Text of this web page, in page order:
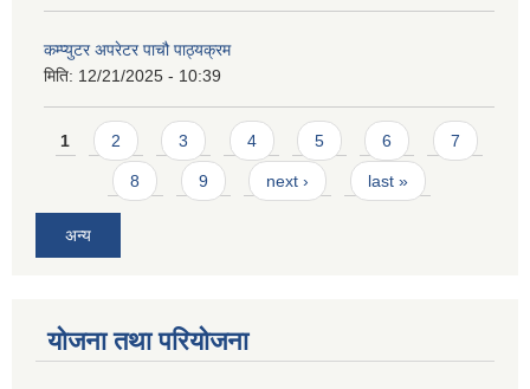
कम्प्युटर अपरेटर पाचौ पाठ्यक्रम
मिति: 12/21/2025 - 10:39
Pages
1 2 3 4 5 6 7
8 9 next › last »
अन्य
योजना तथा परियोजना